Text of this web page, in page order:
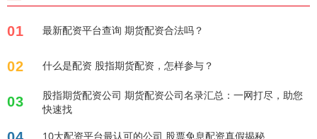
01 最新配资平台查询 期货配资合法吗？
02 什么是配资 股指期货配资，怎样参与？
03
股指期货配资公司 期货配资公司名录汇总：一网打尽，助您
快速找
10大配资平台最认可的公司 股票免息配资真假揭秘